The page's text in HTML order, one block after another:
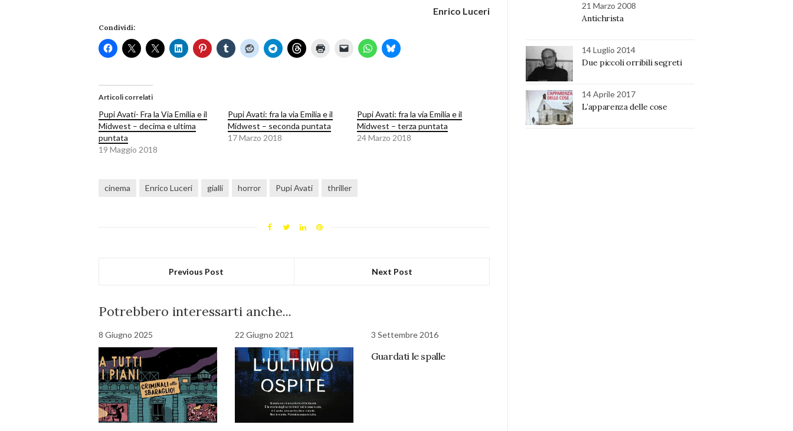
Enrico Luceri
Condividi:
Articoli correlati
Pupi Avati- Fra la Via Emilia e il
Midwest – decima e ultima
puntata
19 Maggio 2018
Pupi Avati: fra la via Emilia e il
Midwest – seconda puntata
17 Marzo 2018
Pupi Avati: fra la via Emilia e il
Midwest – terza puntata
24 Marzo 2018
cinema Enrico Luceri gialli horror Pupi Avati thriller
Previous Post Next Post
Potrebbero interessarti anche...
8 Giugno 2025 22 Giugno 2021 3 Settembre 2016
Guardati le spalle
21 Marzo 2008
Antichrista
14 Luglio 2014
Due piccoli orribili segreti
14 Aprile 2017
L’apparenza delle cose